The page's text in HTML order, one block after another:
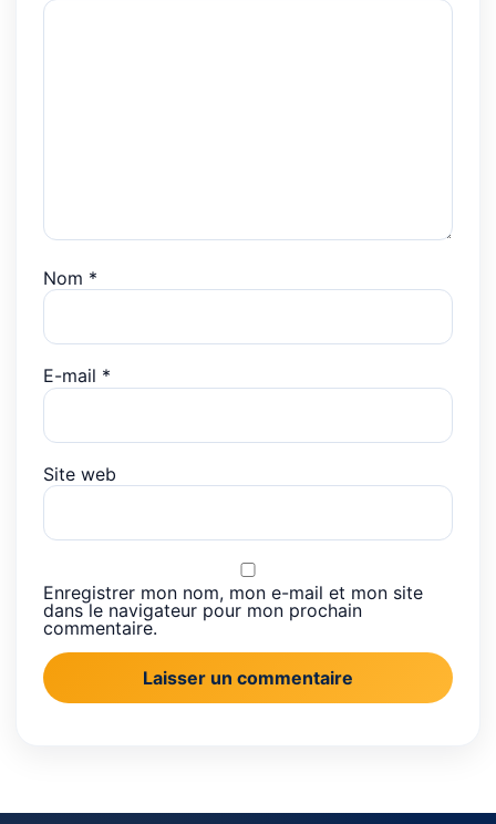
Nom *
E-mail *
Site web
Enregistrer mon nom, mon e-mail et mon site
dans le navigateur pour mon prochain
commentaire.